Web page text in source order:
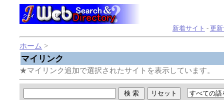
新着サイト - 更
ホーム >
マイリンク
★マイリンク追加で選択されたサイトを表示しています。